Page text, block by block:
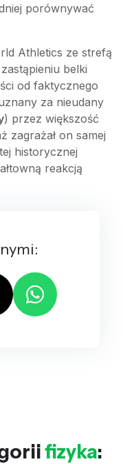
porównywać
Athletics ze strefą
belki
od faktycznego
za nieudany
) przez większość
zagrażał on samej
historycznej
reakcją
fizyka: